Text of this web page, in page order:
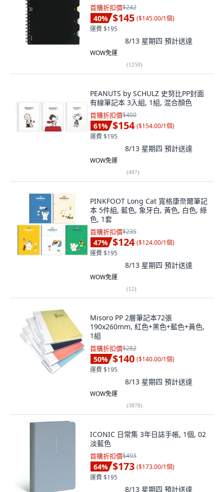
首購折扣價$242
40% $145 ($145.00/1個)
運費 $195
8/13 星期四 預計送達
WOW免運
(1250)
PEANUTS by SCHULZ 史努比PP封面
有線筆記本 3入組, 1組, 混合顏色
首購折扣價$400
61% $154 ($154.00/1個)
運費 $195
8/13 星期四 預計送達
WOW免運
(497)
PINKFOOT Long Cat 寬格康奈爾筆記
本 5件組, 藍色, 象牙白, 黃色, 白色, 綠
色, 1套
首購折扣價$235
47% $124 ($124.00/1個)
運費 $195
8/13 星期四 預計送達
WOW免運
(12)
Misoro PP 2層筆記本72張
190x260mm, 紅色+黑色+藍色+黃色,
1組
首購折扣價$282
50% $140 ($140.00/1個)
運費 $195
8/13 星期四 預計送達
WOW免運
(3878)
ICONIC 日常集 3年日誌手帳, 1個, 02
淡藍色
首購折扣價$493
64% $173 ($173.00/1個)
運費 $195
8/13 星期四 預計送達